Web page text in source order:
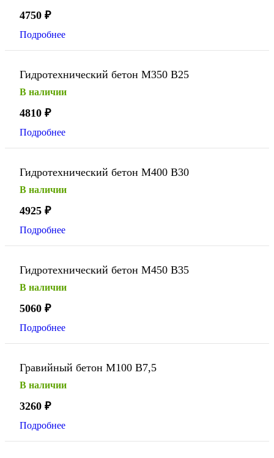
4750 ₽
Подробнее
Гидротехнический бетон М350 В25
В наличии
4810 ₽
Подробнее
Гидротехнический бетон М400 В30
В наличии
4925 ₽
Подробнее
Гидротехнический бетон М450 В35
В наличии
5060 ₽
Подробнее
Гравийный бетон М100 В7,5
В наличии
3260 ₽
Подробнее